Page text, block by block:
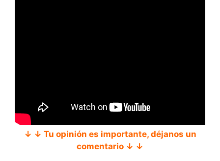
↓ ↓ Tu opinión es importante, déjanos un
comentario ↓ ↓